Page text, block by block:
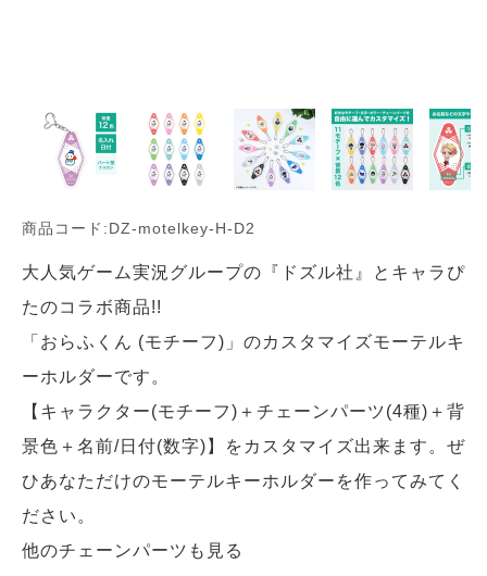
商品コード:DZ-motelkey-H-D2
大人気ゲーム実況グループの『ドズル社』とキャラぴ
たのコラボ商品!!
「おらふくん (モチーフ)」のカスタマイズモーテルキ
ーホルダーです。
【キャラクター(モチーフ)＋チェーンパーツ(4種)＋背
景色＋名前/日付(数字)】をカスタマイズ出来ます。ぜ
ひあなただけのモーテルキーホルダーを作ってみてく
ださい。
他のチェーンパーツも見る